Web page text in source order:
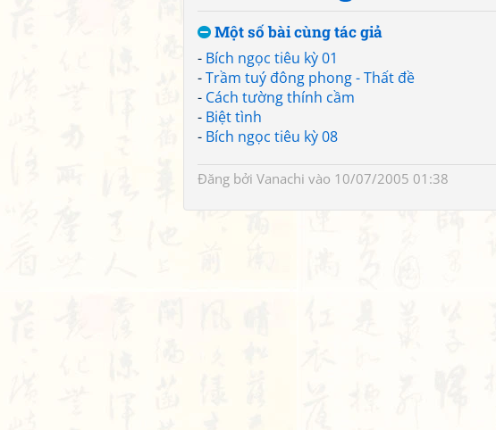
Một số bài cùng tác giả
- Bích ngọc tiêu kỳ 01
-Trầm tuý đông phong - Thất đề
- Cách tường thính cầm
- Biệt tình
- Bích ngọc tiêu kỳ 08
Đăng bởi Vanachi vào 10/07/2005 01:38